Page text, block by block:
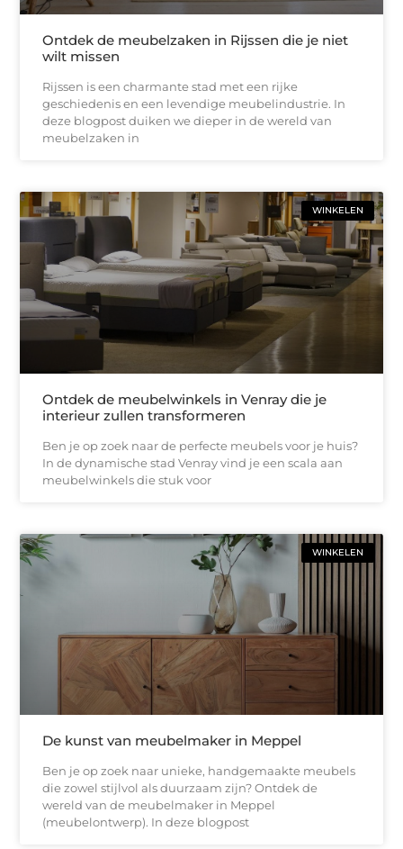
Ontdek de meubelzaken in Rijssen die je niet
wilt missen
Rijssen is een charmante stad met een rijke
geschiedenis en een levendige meubelindustrie. In
deze blogpost duiken we dieper in de wereld van
meubelzaken in
WINKELEN
Ontdek de meubelwinkels in Venray die je
interieur zullen transformeren
Ben je op zoek naar de perfecte meubels voor je huis?
In de dynamische stad Venray vind je een scala aan
meubelwinkels die stuk voor
WINKELEN
De kunst van meubelmaker in Meppel
Ben je op zoek naar unieke, handgemaakte meubels
die zowel stijlvol als duurzaam zijn? Ontdek de
wereld van de meubelmaker in Meppel
(meubelontwerp). In deze blogpost